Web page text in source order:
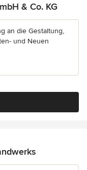
& Co. KG
an die Gestaltung,
und Neuen